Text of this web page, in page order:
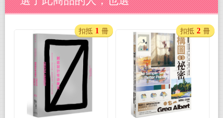
扣抵 1 冊 扣抵 2 冊